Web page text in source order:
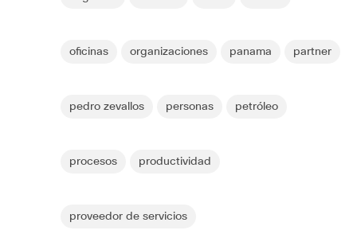
oficinas organizaciones panama partner
pedro zevallos personas petróleo
procesos productividad
proveedor de servicios